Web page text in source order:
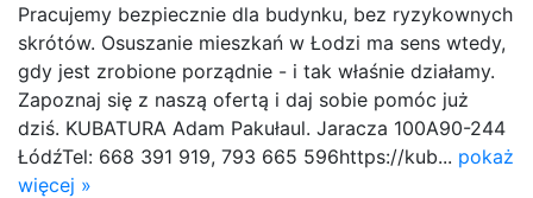
Pracujemy bezpiecznie dla budynku, bez ryzykownych
skrótów. Osuszanie mieszkań w Łodzi ma sens wtedy,
gdy jest zrobione porządnie - i tak właśnie działamy.
Zapoznaj się z naszą ofertą i daj sobie pomóc już
dziś. KUBATURA Adam Pakułaul. Jaracza 100A90-244
ŁódźTel: 668 391 919, 793 665 596https://kub... pokaż
więcej »